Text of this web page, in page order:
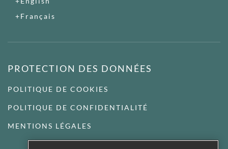
Français
PROTECTION DES DONNÉES
POLITIQUE DE COOKIES
POLITIQUE DE CONFIDENTIALITÉ
MENTIONS LÉGALES